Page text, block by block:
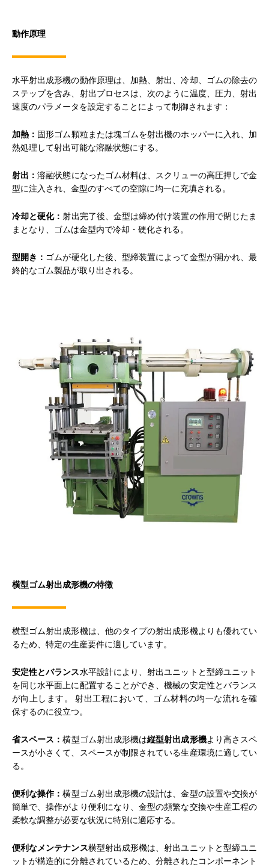
動作原理
水平射出成形機の動作原理は、加熱、射出、冷却、ゴムの除去の
ステップを含み、射出プロセスは、次のように温度、圧力、射出
速度のパラメータを設定することによって制御されます：
加熱： 固形ゴム顆粒または塊ゴムを射出機のホッパーに入れ、加
熱処理して射出可能な溶融状態にする。
射出：溶融状態になったゴム材料は、スクリューの高圧押しで金
型に注入され、金型のすべての空隙に均一に充填される。
冷却と硬化：射出完了後、金型は締め付け装置の作用で閉じたま
まとなり、ゴムは金型内で冷却・硬化される。
型開き： ゴムが硬化した後、型締装置によって金型が開かれ、最
終的なゴム製品が取り出される。
横型ゴム射出成形機の特徴
横型ゴム射出成形機は、他のタイプの射出成形機よりも優れてい
るため、特定の生産要件に適しています。
安定性とバランス水平設計により、射出ユニットと型締ユニット
を同じ水平面上に配置することができ、機械の安定性とバランス
が向上します。 射出工程において、ゴム材料の均一な流れを確
保するのに役立つ。
省スペース：横型ゴム射出成形機は縦型射出成形機より高さスペ
ースが小さくて、スペースが制限されている生産環境に適してい
る。
便利な操作：横型ゴム射出成形機の設計は、金型の設置や交換が
簡単で、操作がより便利になり、金型の頻繁な交換や生産工程の
柔軟な調整が必要な状況に特別に適応する。
便利なメンテナンス横型射出成形機は、射出ユニットと型締ユニ
ットが構造的に分離されているため、分離されたコンポーネント